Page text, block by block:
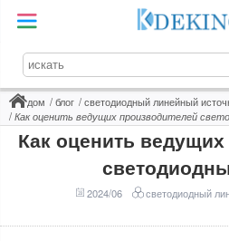
дом блог
светодиодный линейный
Как оценить ведущих производителей
Как оценить
2024/06 светодиодный